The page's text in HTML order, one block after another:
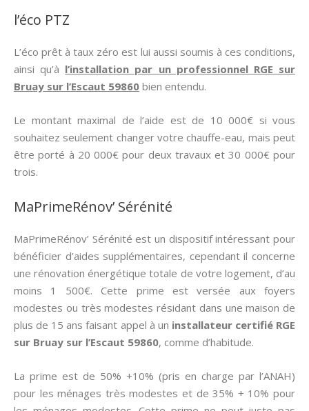
l’éco PTZ
L’éco prêt à taux zéro est lui aussi soumis à ces conditions,
ainsi qu’à l’installation par un professionnel RGE sur
Bruay sur l’Escaut 59860 bien entendu.
Le montant maximal de l’aide est de 10 000€ si vous
souhaitez seulement changer votre chauffe-eau, mais peut
être porté à 20 000€ pour deux travaux et 30 000€ pour
trois.
MaPrimeRénov’ Sérénité
MaPrimeRénov’ Sérénité est un dispositif intéressant pour
bénéficier d’aides supplémentaires, cependant il concerne
une rénovation énergétique totale de votre logement, d’au
moins 1 500€. Cette prime est versée aux foyers
modestes ou très modestes résidant dans une maison de
plus de 15 ans faisant appel à un installateur certifié RGE
sur Bruay sur l’Escaut 59860, comme d’habitude.
La prime est de 50% +10% (pris en charge par l’ANAH)
pour les ménages très modestes et de 35% + 10% pour